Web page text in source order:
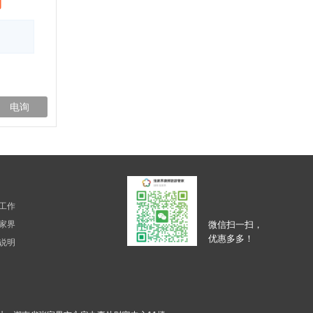
电询
作
界
明
微信扫一扫，
优惠多多！